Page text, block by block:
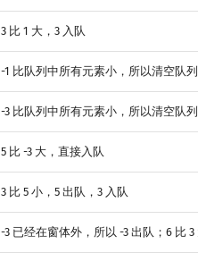
3 比 1 大，3 入队
-1 比队列中所有元素小，所以清空队列
-3 比队列中所有元素小，所以清空队列
5 比 -3 大，直接入队
3 比 5 小，5 出队，3 入队
-3 已经在窗体外，所以 -3 出队；6 比 3